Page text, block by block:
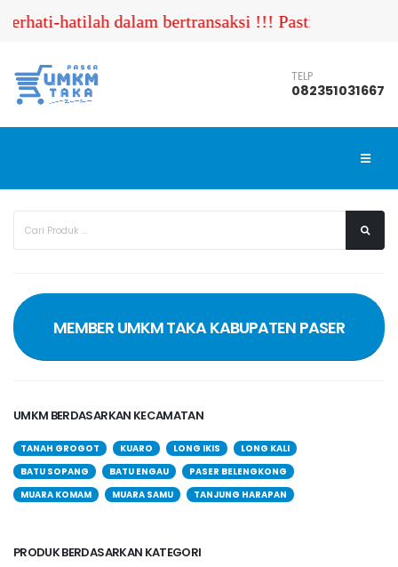
hatilah dalam bertransaksi !!! Pastikan Anda
TELP
082351031667
MEMBER UMKM TAKA KABUPATEN PASER
UMKM BERDASARKAN KECAMATAN
TANAH GROGOT KUARO LONG IKIS
LONG KALI
BATU SOPANG
BATU ENGAU
PASER BELENGKONG
MUARA KOMAM
MUARA SAMU TANJUNG HARAPAN
PRODUK BERDASARKAN KATEGORI